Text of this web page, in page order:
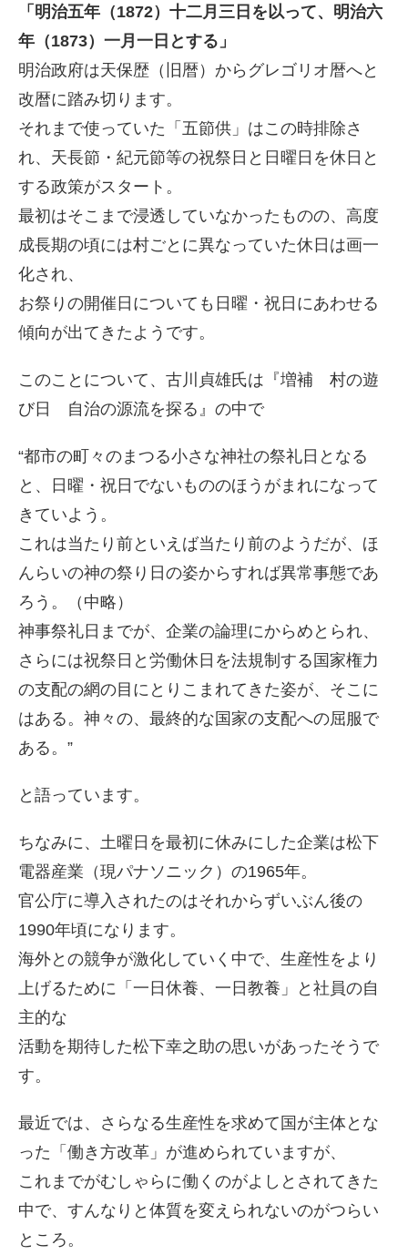
「明治五年（1872）十二月三日を以って、明治六
年（1873）一月一日とする」
明治政府は天保歴（旧暦）からグレゴリオ暦へと
改暦に踏み切ります。
それまで使っていた「五節供」はこの時排除さ
れ、天長節・紀元節等の祝祭日と日曜日を休日と
する政策がスタート。
最初はそこまで浸透していなかったものの、高度
成長期の頃には村ごとに異なっていた休日は画一
化され、
お祭りの開催日についても日曜・祝日にあわせる
傾向が出てきたようです。
このことについて、古川貞雄氏は『増補 村の遊
び日 自治の源流を探る』の中で
“都市の町々のまつる小さな神社の祭礼日となる
と、日曜・祝日でないもののほうがまれになって
きていよう。
これは当たり前といえば当たり前のようだが、ほ
んらいの神の祭り日の姿からすれば異常事態であ
ろう。（中略）
神事祭礼日までが、企業の論理にからめとられ、
さらには祝祭日と労働休日を法規制する国家権力
の支配の網の目にとりこまれてきた姿が、そこに
はある。神々の、最終的な国家の支配への屈服で
ある。”
と語っています。
ちなみに、土曜日を最初に休みにした企業は松下
電器産業（現パナソニック）の1965年。
官公庁に導入されたのはそれからずいぶん後の
1990年頃になります。
海外との競争が激化していく中で、生産性をより
上げるために「一日休養、一日教養」と社員の自
主的な
活動を期待した松下幸之助の思いがあったそうで
す。
最近では、さらなる生産性を求めて国が主体とな
った「働き方改革」が進められていますが、
これまでがむしゃらに働くのがよしとされてきた
中で、すんなりと体質を変えられないのがつらい
ところ。